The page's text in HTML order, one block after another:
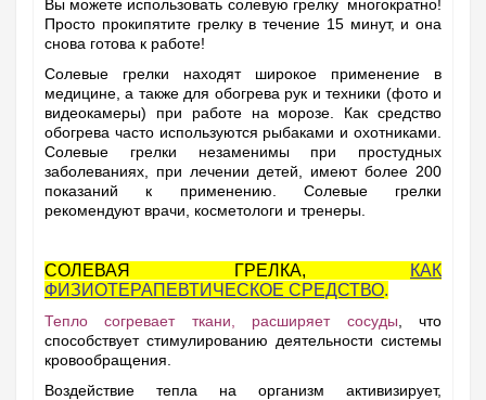
Вы можете использовать солевую грелку многократно!
Просто прокипятите грелку в течение 15 минут, и она
снова готова к работе!
Солевые грелки находят широкое применение в
медицине, а также для обогрева рук и техники (фото и
видеокамеры) при работе на морозе. Как средство
обогрева часто используются рыбаками и охотниками.
Солевые грелки незаменимы при простудных
заболеваниях, при лечении детей, имеют более 200
показаний к применению. Солевые грелки
рекомендуют врачи, косметологи и тренеры.
СОЛЕВАЯ ГРЕЛКА,
КАК
ФИЗИОТЕРАПЕВТИЧЕСКОЕ СРЕДСТВО.
Тепло согревает ткани, расширяет сосуды , что
способствует стимулированию деятельности системы
кровообращения.
Воздействие тепла на организм активизирует,